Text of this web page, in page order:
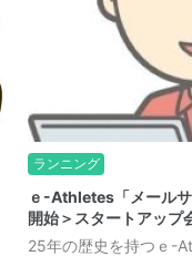
ランニング
ｅ-Athletes「メール
開始＞スタートアップ
25年の歴史を持つｅ-